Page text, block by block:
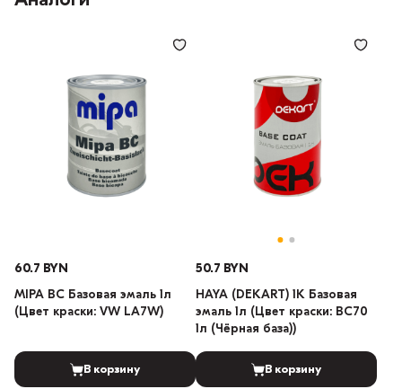
60.7 BYN
MIPA BC Базовая эмаль 1л
(Цвет краски: VW LA7W)
В корзину
50.7 BYN
HAYA (DEKART) 1К Базовая
эмаль 1л (Цвет краски: BC70
1л (Чёрная база))
В корзину